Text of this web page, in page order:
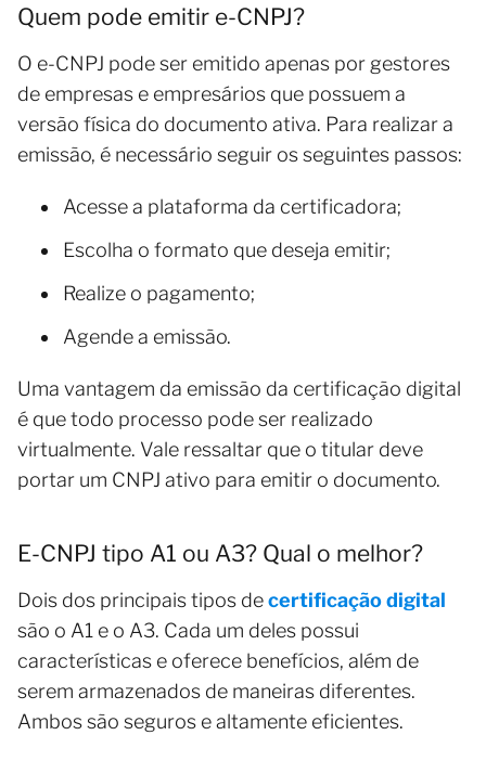
Quem pode emitir e-CNPJ?
O e-CNPJ pode ser emitido apenas por gestores
de empresas e empresários que possuem a
versão física do documento ativa. Para realizar a
emissão, é necessário seguir os seguintes passos:
Acesse a plataforma da certificadora;
Escolha o formato que deseja emitir;
Realize o pagamento;
Agende a emissão.
Uma vantagem da emissão da certificação digital
é que todo processo pode ser realizado
virtualmente. Vale ressaltar que o titular deve
portar um CNPJ ativo para emitir o documento.
E-CNPJ tipo A1 ou A3? Qual o melhor?
Dois dos principais tipos decertificação digital
são o A1 e o A3. Cada um deles possui
características e oferece benefícios, além de
serem armazenados de maneiras diferentes.
Ambos são seguros e altamente eficientes.